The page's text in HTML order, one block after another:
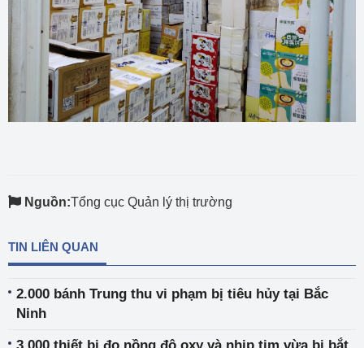
Nguồn:Tổng cục Quản lý thị trường
TIN LIÊN QUAN
2.000 bánh Trung thu vi phạm bị tiêu hủy tại Bắc
Ninh
3.000 thiết bị đo nồng độ oxy và nhịp tim vừa bị bắt